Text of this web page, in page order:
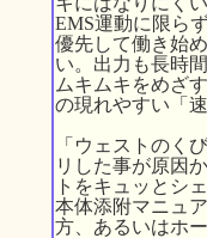
EMS運動に限ら
優先して働き始
い。出力も長時
ムキムキをめざ
の現れやすい「
「ウェストのく
リした事が原因
トをキュッとシ
本体添附マニュ
方、あるいはホ